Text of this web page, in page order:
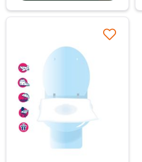
Contention veineuse
Contactologie
Accessoires pieds et semelles
Soins ORL
Douleurs articulaires et musculaires
Ajouter à ma liste d’envie